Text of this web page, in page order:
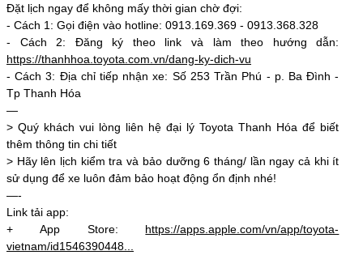
Đặt lịch ngay để không mấy thời gian chờ đợi:
- Cách 1: Gọi điện vào hotline: 0913.169.369 - 0913.368.328
- Cách 2: Đăng ký theo link và làm theo hướng dẫn:
https://thanhhoa.toyota.com.vn/dang-ky-dich-vu
- Cách 3: Địa chỉ tiếp nhận xe: Số 253 Trần Phú - p. Ba Đình -
Tp Thanh Hóa
—
> Quý khách vui lòng liên hệ đại lý Toyota Thanh Hóa để biết
thêm thông tin chi tiết
> Hãy lên lịch kiểm tra và bảo dưỡng 6 tháng/ lần ngay cả khi ít
sử dụng để xe luôn đảm bảo hoạt động ổn định nhé!
—-
Link tải app:
+ App Store: https://apps.apple.com/vn/app/toyota-
vietnam/id1546390448...